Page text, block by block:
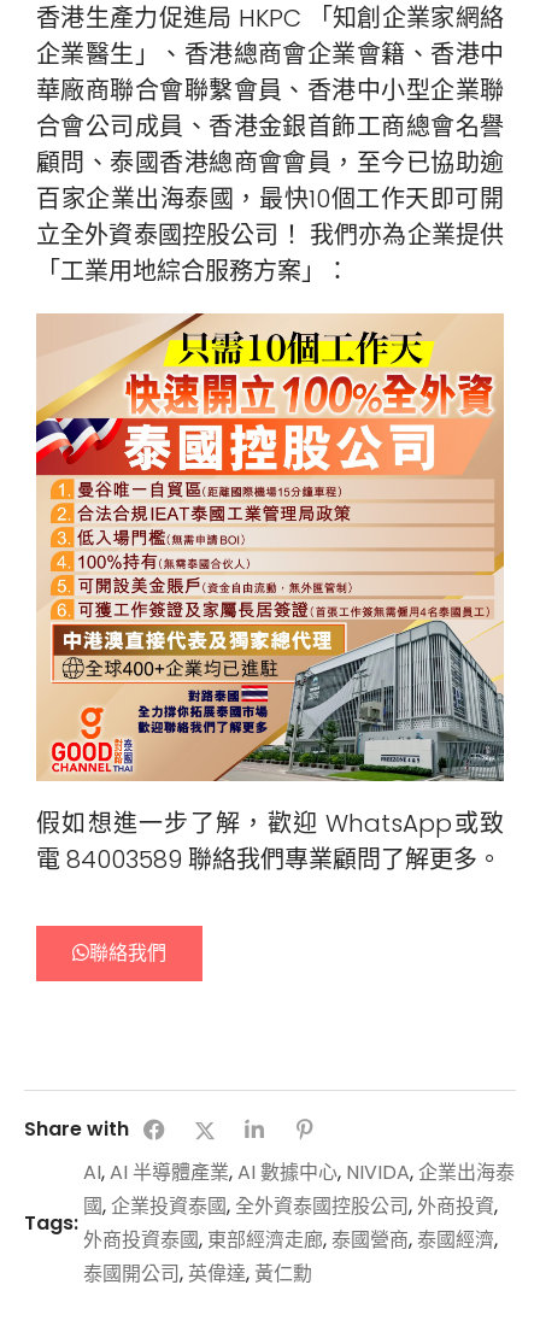
香港生產力促進局 HKPC 「知創企業家網絡
企業醫生」、香港總商會企業會籍、香港中
華廠商聯合會聯繫會員、香港中小型企業聯
合會公司成員、香港金銀首飾工商總會名譽
顧問、泰國香港總商會會員，至今已協助逾
百家企業出海泰國，最快10個工作天即可開
立全外資泰國控股公司！ 我們亦為企業提供
「工業用地綜合服務方案」：
假如想進一步了解，歡迎 WhatsApp或致
電 84003589 聯絡我們專業顧問了解更多。
聯絡我們
Share with
Tags:
AI,AI 半導體產業,AI 數據中心, NIVIDA,企業出海泰
國,企業投資泰國, 全外資泰國控股公司,外商投資,
外商投資泰國, 東部經濟走廊,泰國營商,泰國經濟,
泰國開公司,英偉達, 黃仁勳